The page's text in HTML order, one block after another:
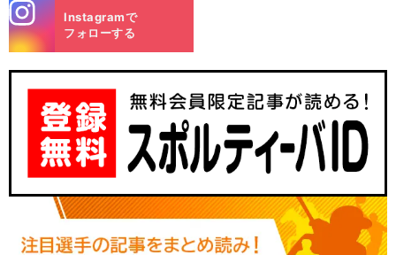
m
Instagramで
フォローする